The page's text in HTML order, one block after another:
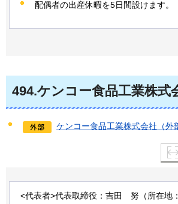
配偶者の出産休暇を5日間設けます。
494.ケンコー食品工業株式
ケンコー食品工業株式会社（外
<代表者>代表取締役：吉田 努 （所在地